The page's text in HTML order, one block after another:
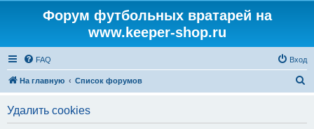
Форум футбольных вратарей на
www.keeper-shop.ru
FAQ Вход
На главную Список форумов
Удалить cookies